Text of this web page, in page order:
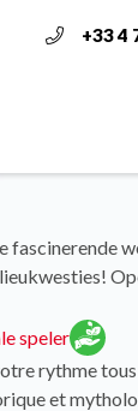
+33 4
fascinerende
speler
rythme
et